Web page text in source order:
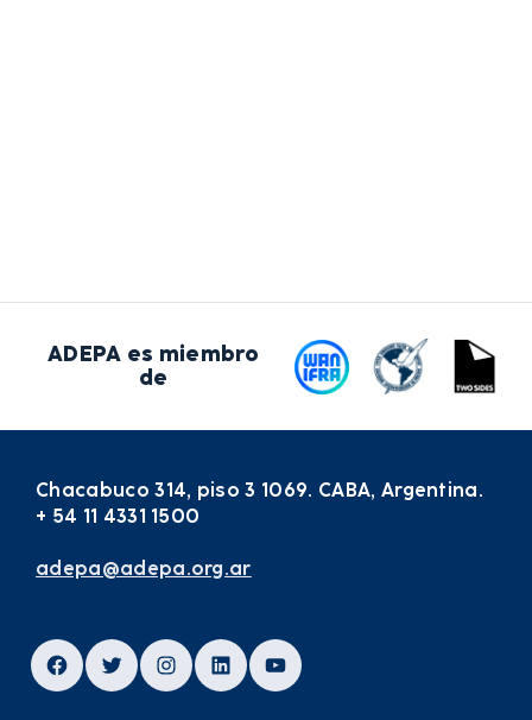
ADEPA es miembro
de
Chacabuco 314, piso 3 1069. CABA, Argentina.
+ 54 11 4331 1500
adepa@adepa.org.ar
Facebook
TwitterInstagram
LinkedInYouTube